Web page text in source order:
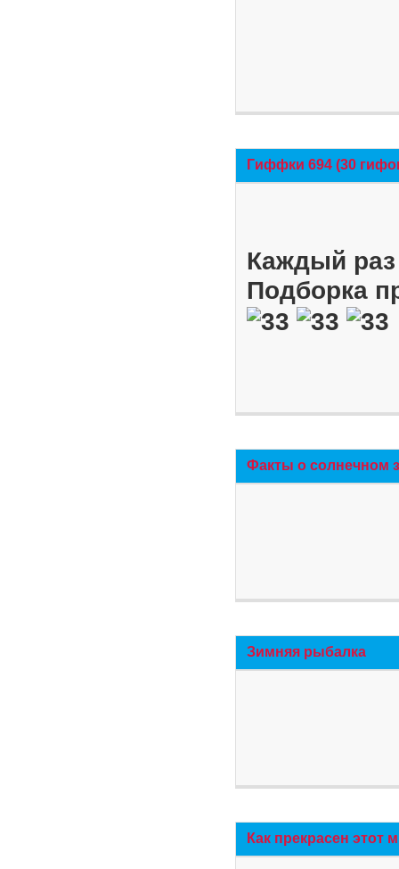
Гиффки 694 (30
Каждый
Подборка
Факты о солнечном
Зимняя рыбалка
Как прекрасен этот